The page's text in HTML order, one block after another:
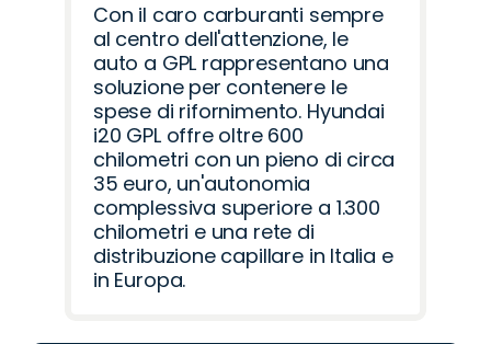
Con il caro carburanti sempre
al centro dell'attenzione, le
auto a GPL rappresentano una
soluzione per contenere le
spese di rifornimento. Hyundai
i20 GPL offre oltre 600
chilometri con un pieno di circa
35 euro, un'autonomia
complessiva superiore a 1.300
chilometri e una rete di
distribuzione capillare in Italia e
in Europa.